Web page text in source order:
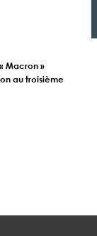
Macron »
au troisième